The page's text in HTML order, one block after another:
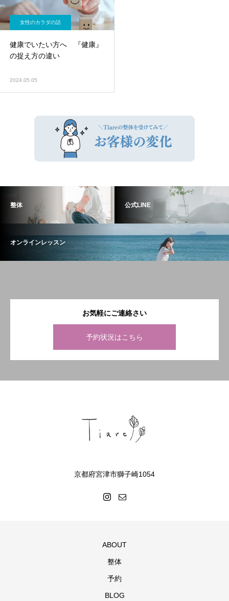
女性のカラダの話
健康でいたい方へ 『健康』
の捉え方の違い
2024.05.05
整体 公式LINE
オンラインレッスン
お気軽にご連絡さい
予約状況はこちら
京都府宮津市獅子崎1054
ABOUT
整体
予約
BLOG